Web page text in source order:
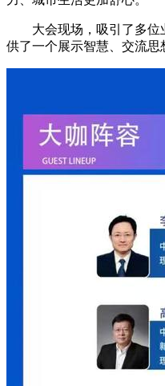
大会现场，吸引了多位
供了一个展示智慧、交流思